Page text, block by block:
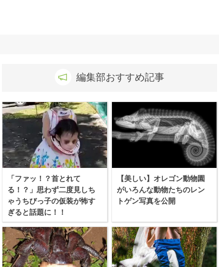
編集部おすすめ記事
「ファッ！？首とれて
る！？」思わず二度見しち
ゃうちびっ子の仮装が怖す
ぎると話題に！！
【美しい】オレゴン動物園
がいろんな動物たちのレン
トゲン写真を公開